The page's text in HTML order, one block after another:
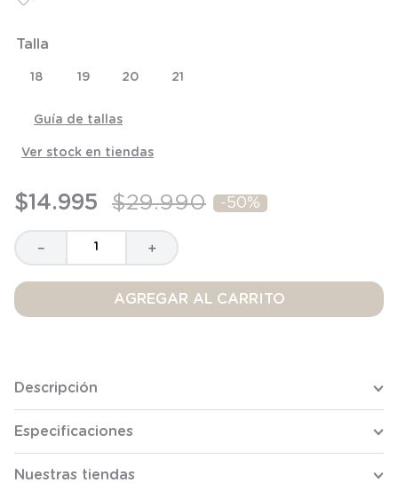
Talla
18 19 20 21
Guía de tallas
Ver stock en tiendas
$14.995 $29.990 -50%
＋
－
AGREGAR AL CARRITO
Descripción
Especificaciones
Nuestras tiendas
8.
9.
saco dormir